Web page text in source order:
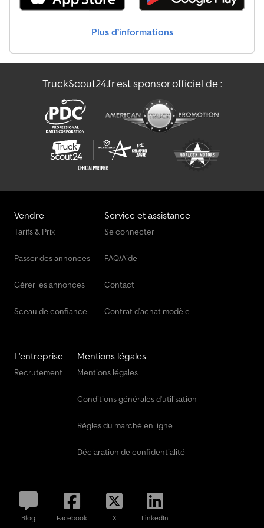
double Informations techniques Nombre de cylindres : 6
Suspension : suspension à ressorts à lames Essieu avant : Charge
Usure des pneus droite : 90 % Essieu arrière : Pneus jumelés ;
Usure des pneus gauche (intérieur) : 90 % ; Usure des pneus
gauche (extérieur) : 90 % ; Usure des pneus droite (intérieur) : 90
% ; Usure des pneus droite (extérieur) : 90 % Poids Poids à vide : 5
175 kg Charge utile : 10 825 kg PTAC : 16 000 kg Entretien,
historique et état Contrôle technique (APK) : valide jusqu'au
04.2027 État technique : très bon État esthétique : très bon
Plus d’informations
TruckScout24.fr est sponsor officiel de :
Vendre
Tarifs & Prix
Passer des annonces
Gérer les annonces
Sceau de confiance
Service et assistance
Se connecter
FAQ/Aide
Contact
Contrat d'achat modèle
L'entreprise
Recrutement
Mentions légales
Mentions légales
Conditions générales d'utilisation
Règles du marché en ligne
Déclaration de confidentialité
Blog Facebook X LinkedIn